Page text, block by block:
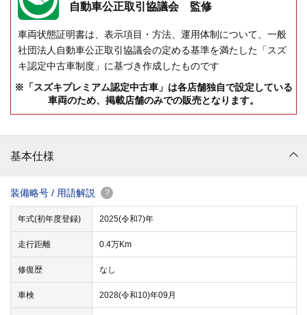
自動車公正取引協議会 監修
車両状態証明書は、表示項目・方法、運用体制について、一般
社団法人自動車公正取引協議会の定める基準を満たした「スズ
キ認定中古車制度」に基づき作成したものです
※「スズキプレミアム認定中古車」は各店舗独自で設定している
車両のため、掲載店舗のみでの販売となります。
基本仕様
装備略号 / 用語解説 ?
年式(初年度登録) 2025(令和7)年
走行距離 0.4万Km
修復歴 なし
車検 2028(令和10)年09月